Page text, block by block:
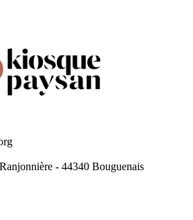
- 44340 Bouguenais